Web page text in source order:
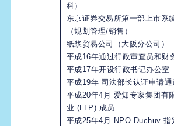
科）
东京证券交易所第一部上市系
（规划管理/销售）
纸浆贸易公司（大阪分公司）
平成16年通过行政审查员和财
平成17年开设行政书记办公室
平成19年 司法部长认证申请通
平成20年4月 爱知专家集团有
业 (LLP) 成员
平成25年4月 NPO Duchuv 指